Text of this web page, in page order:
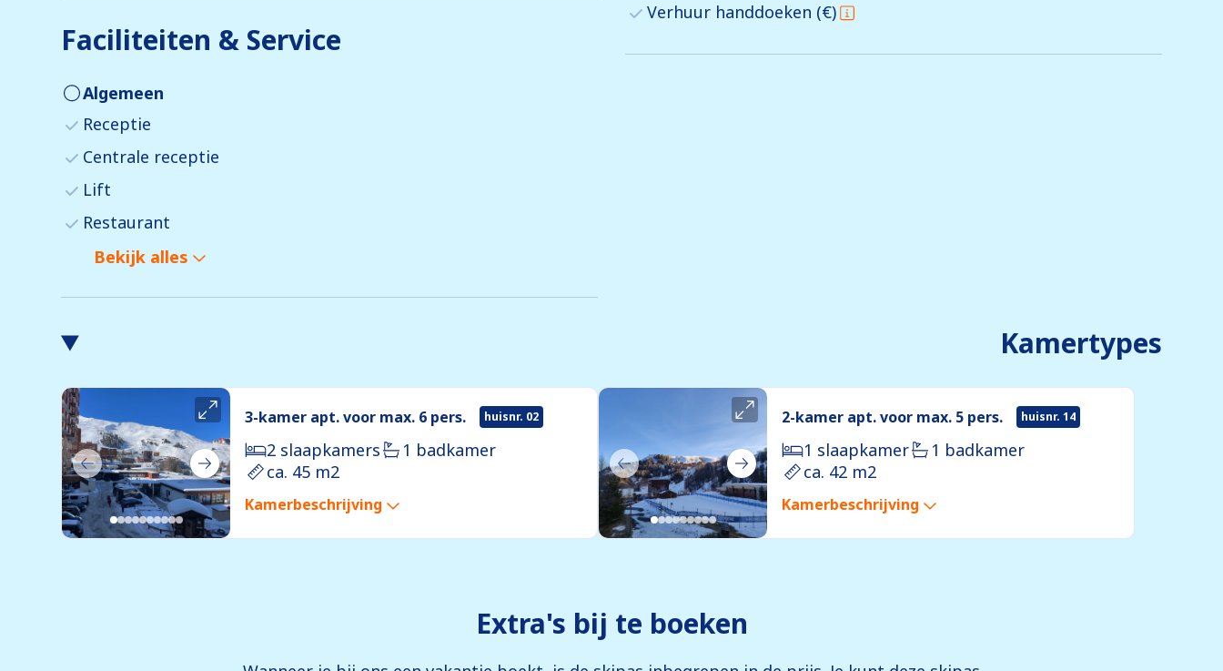
Faciliteiten & Service
Algemeen
Receptie
Centrale receptie
Lift
Restaurant
Bekijk alles
Verhuur handdoeken (€)
Kamertypes
3-kamer apt. voor max. 6 pers. huisnr. 02
2 slaapkamers
1 badkamer
ca. 45 m2
Kamerbeschrijving
2-kamer apt. voor max. 5 pers. huisnr. 14
1 slaapkamer
1 badkamer
ca. 42 m2
Kamerbeschrijving
Extra's bij te boeken